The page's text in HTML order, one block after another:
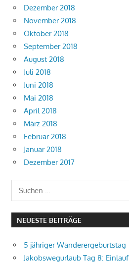
Dezember 2018
November 2018
Oktober 2018
September 2018
August 2018
Juli 2018
Juni 2018
Mai 2018
April 2018
März 2018
Februar 2018
Januar 2018
Dezember 2017
Suchen
nach:
NEUESTE BEITRÄGE
5 jähriger Wanderergeburtstag
Jakobswegurlaub Tag 8: Einlauf